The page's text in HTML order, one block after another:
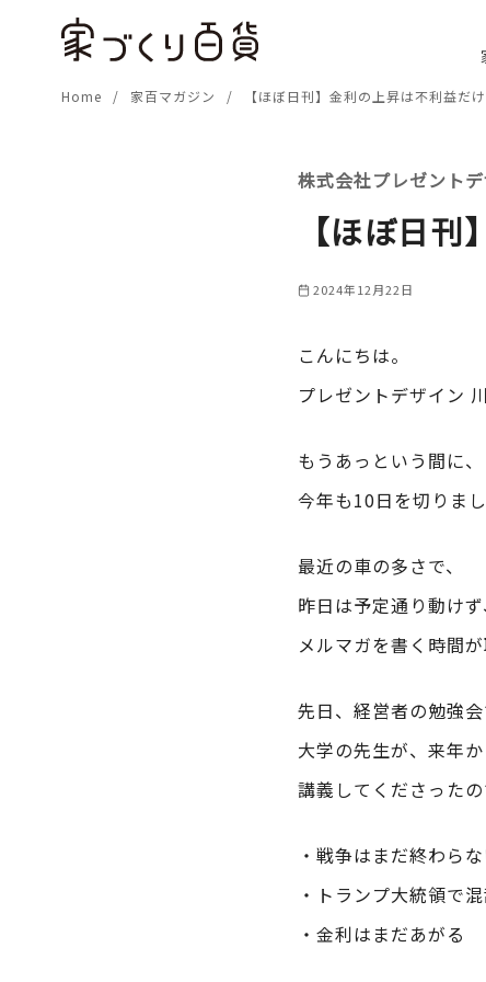
Home 家百マガジン 【ほぼ日刊】金利の上昇は不利益だけ
株式会社プレゼント
【ほぼ日
2024年12月22日
こんにちは。
プレゼントデザイン 川
もうあっという間に、
今年も10日を切りまし
最近の車の多さで、
昨日は予定通り動けず
メルマガを書く時間
先日、経営者の勉強会
大学の先生が、来年
講義してくださったの
・戦争はまだ終わら
・トランプ大統領で
・金利はまだあがる